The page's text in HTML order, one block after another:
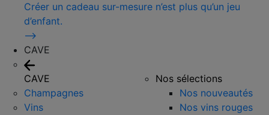
Créer un cadeau sur-mesure n’est plus qu’un jeu
d’enfant.
⟶
CAVE
CAVE
Champagnes
Vins
Nos sélections
Nos nouveautés
Nos vins rouges